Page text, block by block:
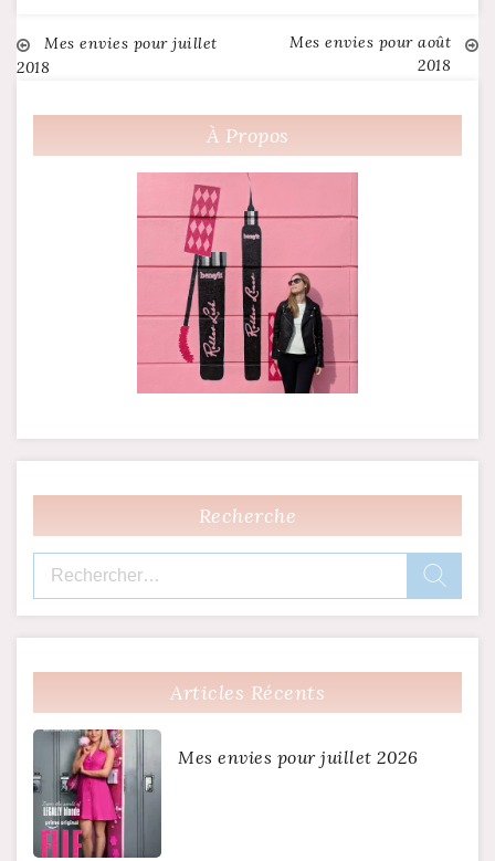
Navigation
de
l’article
Mes envies pour juillet
2018
Mes envies pour août
2018
À Propos
Recherche
Rechercher :
Articles Récents
Mes envies pour juillet 2026